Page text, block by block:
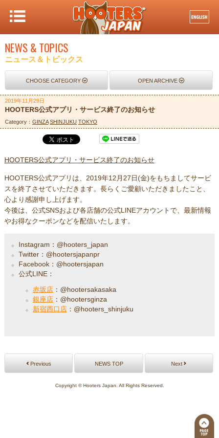
NEWS & TOPICS
ニュース＆トピックス
CHOOSE CATEGORY OPEN ARCHIVE
2019年11月29日
HOOTERS公式アプリ・サービス終了のお知らせ
Category： GINZA SHINJUKU TOKYO
HOOTERS公式アプリ・サービス終了のお知らせ
HOOTERS公式アプリは、2019年12月27日(金)をもちましてサービ
スを終了させていただきます。長らくご愛顧いただきましたこと、
心より感謝申し上げます。
今後は、公式SNSおよび各店舗の公式LINEアカウントで、最新情報
やお得なクーポンなどを配信いたします。
Instagram：@hooters_japan
Twitter：@hootersjapanpr
Facebook：@hootersjapan
公式LINE：
赤坂店：@hootersakasaka
銀座店：@hootersginza
新宿西口店：@hooters_shinjuku
Previous NEWS TOP Next
Copyright © Hooters Japan. All Rights Reserved.